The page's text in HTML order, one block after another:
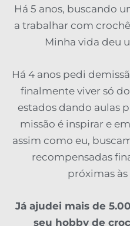
Há 5 anos, buscando
a trabalhar com
Minha vida deu
Há 4 anos pedi
finalmente viver só
estados dando aulas
missão é inspirar e
assim como eu,
recompensadas
próximas às
Já ajudei mais de
seu hobby de